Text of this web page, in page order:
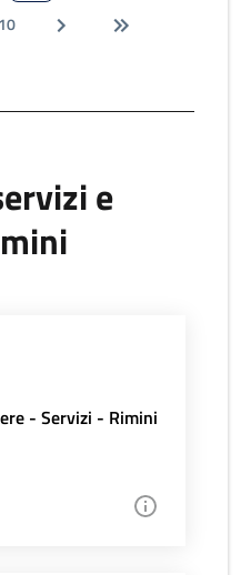
10
e
- Servizi - Rimini